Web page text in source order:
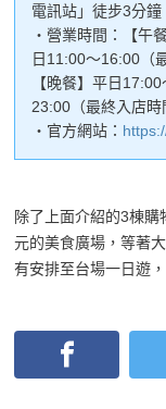
電訊站」徒步3分鐘
・營業時間：【午
日11:00〜16:00（
【晚餐】平日
23:00（最終入店時
・官方網站：
除了上面介紹的3棟
元的美食廣場，等著
有安排至台場一日遊